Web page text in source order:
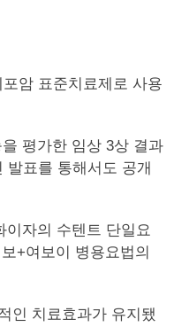
암 표준치료제로 사용
을 평가한 임상 3상 결과
발표를 통해서도 공개
이자의 수텐트 단일요
+여보이 병용요법의
인 치료효과가 유지됐